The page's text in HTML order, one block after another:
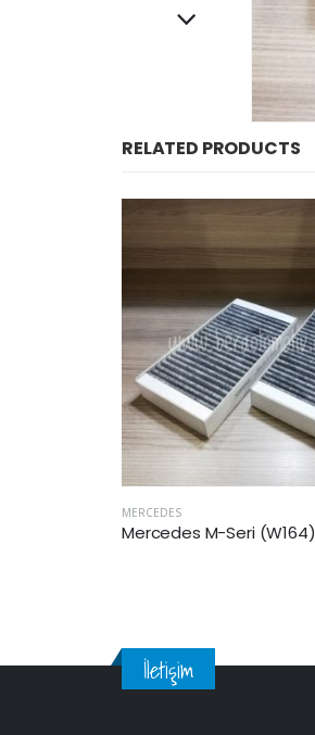
RELATED PRODUCTS
MERCEDES
İletişim